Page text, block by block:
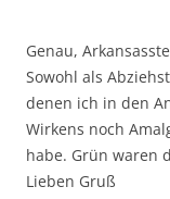
Genau,
Sowohl als
denen ich in den
Wirkens noch
habe. Grün waren
Lieben Gruß